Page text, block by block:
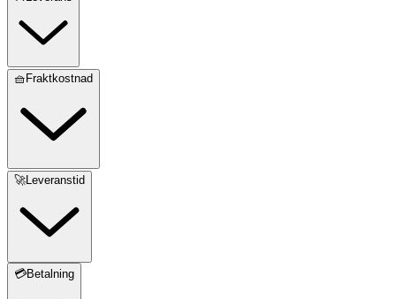
🧺Fraktkostnad
🚀Leveranstid
💳Betalning